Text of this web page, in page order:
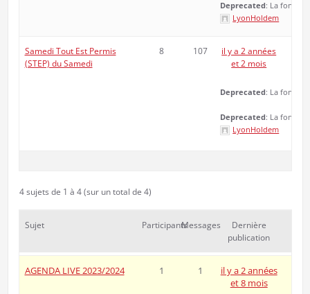
Deprecated: La
LyonHoldem
Samedi Tout Est Permis
(STEP) du Samedi
8 107
il y a 2 années
et 2 mois
Deprecated: La
Deprecated: La
LyonHoldem
4 sujets de 1 à 4 (sur un total de 4)
Sujet ParticipantsMessages
Dernière
publication
AGENDA LIVE 2023/2024 1 1
il y a 2 années
et 8 mois